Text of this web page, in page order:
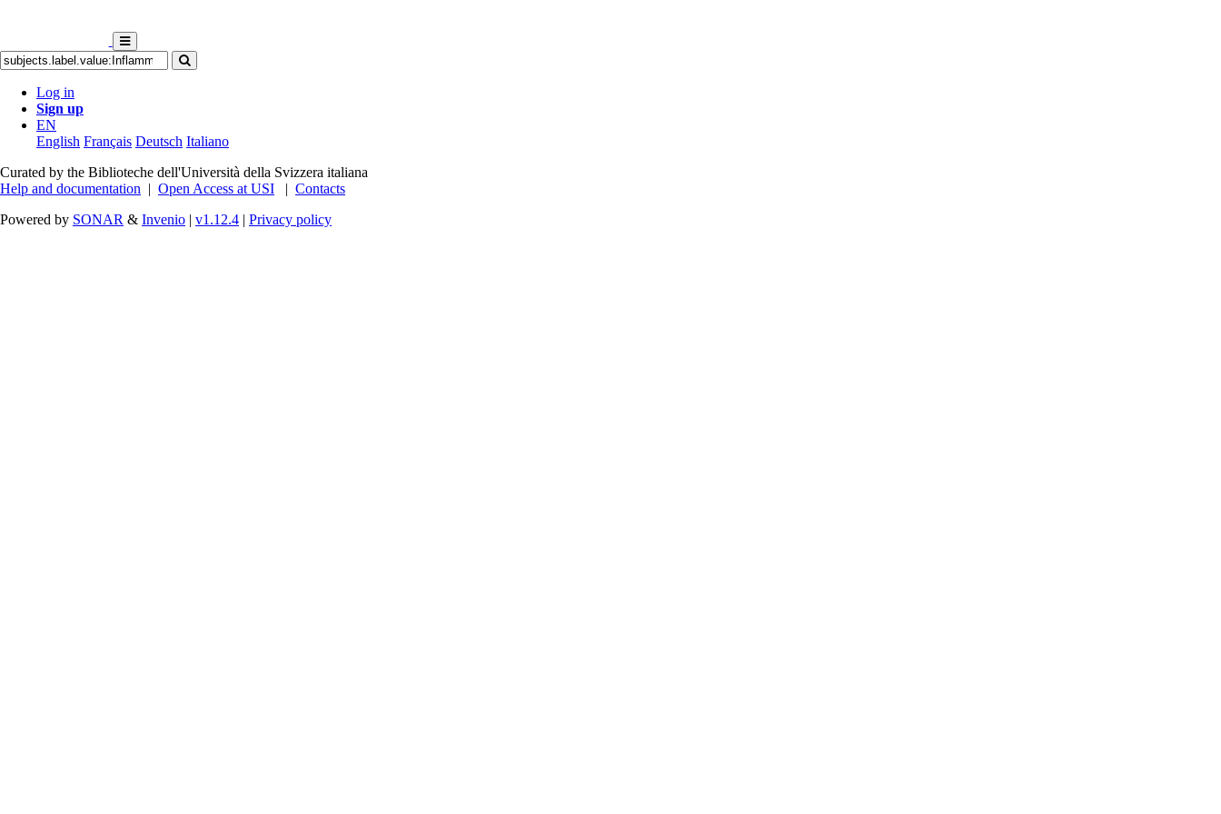
Log in
Sign up
EN
English Français Deutsch Italiano
Curated by the Biblioteche dell'Università della Svizzera italiana
Help and documentation | Open Access at USI | Contacts
Powered by SONAR & Invenio | v1.12.4 | Privacy policy